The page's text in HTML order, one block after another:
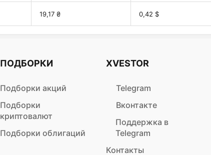
19,17 ₴ 0,42 $
ПОДБОРКИ
Подборки акций
Подборки
криптовалют
Подборки облигаций
XVESTOR
Telegram
Вконтакте
Поддержка в
Telegram
Контакты